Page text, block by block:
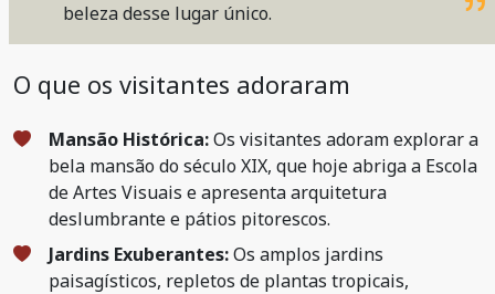
beleza desse lugar único.
O que os visitantes adoraram
Mansão Histórica:Os visitantes adoram explorar a
bela mansão do século XIX, que hoje abriga a Escola
de Artes Visuais e apresenta arquitetura
deslumbrante e pátios pitorescos.
Jardins Exuberantes:Os amplos jardins
paisagísticos, repletos de plantas tropicais,